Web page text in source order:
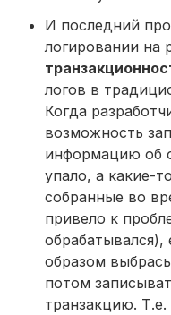
И последний
логировании на
логов в
Когда
возможность
информацию об
упало, а какие-
собранные во
привело к
образом
потом
транзакцию. Т.е.